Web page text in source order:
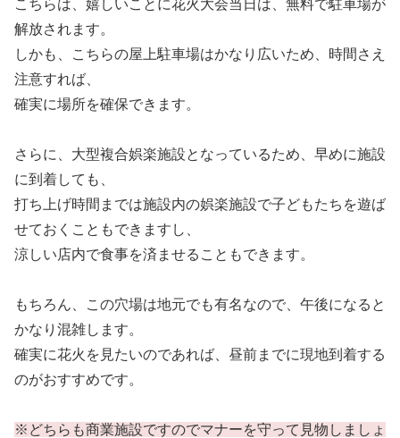
こちらは、嬉しいことに花火大会当日は、無料で駐車場が
解放されます。
しかも、こちらの屋上駐車場はかなり広いため、時間さえ
注意すれば、
確実に場所を確保できます。
さらに、大型複合娯楽施設となっているため、早めに施設
に到着しても、
打ち上げ時間までは施設内の娯楽施設で子どもたちを遊ば
せておくこともできますし、
涼しい店内で食事を済ませることもできます。
もちろん、この穴場は地元でも有名なので、午後になると
かなり混雑します。
確実に花火を見たいのであれば、昼前までに現地到着する
のがおすすめです。
※どちらも商業施設ですのでマナーを守って見物しましょ